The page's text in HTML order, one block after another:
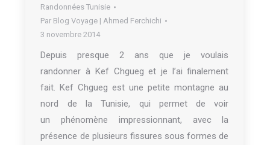
Randonnées Tunisie
Par Blog Voyage | Ahmed Ferchichi
3 novembre 2014
Depuis presque 2 ans que je voulais
randonner à Kef Chgueg et je l’ai finalement
fait. Kef Chgueg est une petite montagne au
nord de la Tunisie, qui permet de voir
un phénomène impressionnant, avec la
présence de plusieurs fissures sous formes de